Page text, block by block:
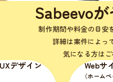
Sabeevo
制作期間や料金の目安
詳細は案件によっ
気になる方はご
Webサイト制作
ホームページ・LP）
デ